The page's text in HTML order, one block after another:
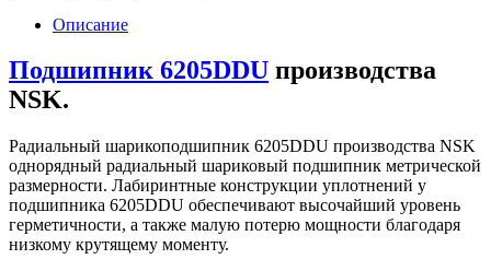
Описание
Подшипник 6205DDU производства
NSK.
Радиальный шарикоподшипник 6205DDU производства NSK
однорядный радиальный шариковый подшипник метрической
размерности. Лабиринтные конструкции уплотнений у
подшипника 6205DDU обеспечивают высочайший уровень
герметичности, а также малую потерю мощности благодаря
низкому крутящему моменту.